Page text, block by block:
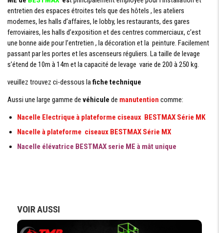
CAPACITÉ
(PERSONNE)
DIMENSIONS
PLATEFORME
LANGUEUR
PLIÉE
HAUTEUR
entretien des espaces étroites tels que des hôtels , les ateliers
modernes, les halls d’affaires, le lobby, les restaurants, des gares
ferroviaires, les halls d’exposition et des centres commerciaux, c’est
une bonne aide pour l’entretien , la décoration et la peinture. Facilement
passant par les portes et les ascenseurs réguliers. La taille de levage
s’étend de 10m à 14m et la capacité de levage varie de 200 à 250 kg.
veuillez trouvez ci-dessous lafiche technique
Aussi une large gamme de véhicule de manutention comme:
Nacelle Electrique à plateforme ciseaux BESTMAX Série MK
Nacelle à plateforme ciseaux BESTMAX Série MX
Nacelle élévatrice BESTMAX serie ME à mât unique
VOIR AUSSI